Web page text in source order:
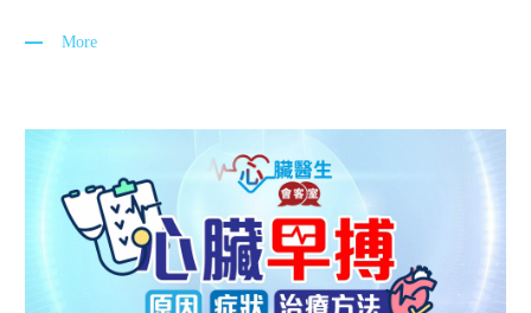
斷與治療
More